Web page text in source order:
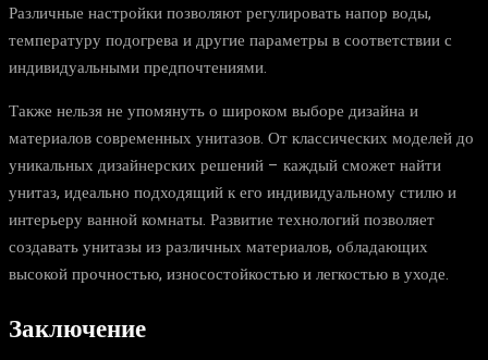
Различные настройки позволяют регулировать напор воды,
температуру подогрева и другие параметры в соответствии с
индивидуальными предпочтениями.
Также нельзя не упомянуть о широком выборе дизайна и
материалов современных унитазов. От классических моделей до
уникальных дизайнерских решений – каждый сможет найти
унитаз, идеально подходящий к его индивидуальному стилю и
интерьеру ванной комнаты. Развитие технологий позволяет
создавать унитазы из различных материалов, обладающих
высокой прочностью, износостойкостью и легкостью в уходе.
Заключение